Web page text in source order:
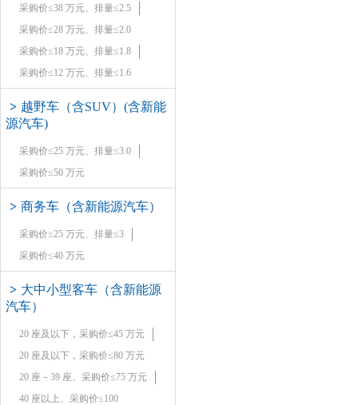
采购价≤38 万元、排量≤2.5
采购价≤28 万元、排量≤2.0
采购价≤18 万元、排量≤1.8
采购价≤12 万元、排量≤1.6
> 越野车（含SUV）(含新能
源汽车)
采购价≤25 万元、排量≤3.0
采购价≤50 万元
> 商务车（含新能源汽车）
采购价≤25 万元、排量≤3
采购价≤40 万元
> 大中小型客车（含新能源
汽车）
20 座及以下，采购价≤45 万元
20 座及以下，采购价≤80 万元
20 座－39 座、采购价≤75 万元
40 座以上、采购价≤100